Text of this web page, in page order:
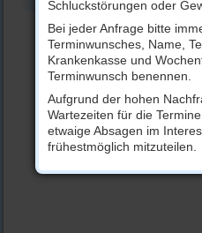
Schluckstörungen oder
Bei jeder Anfrage bitte
Terminwunsches, Name,
Krankenkasse und
Terminwunsch benennen.
Aufgrund der hohen
Wartezeiten für die
etwaige Absagen im
frühestmöglich mitzuteilen.